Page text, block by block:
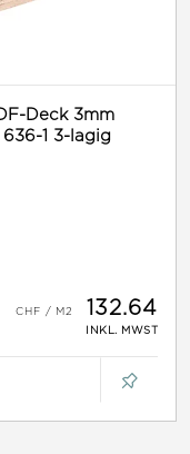
Deck 3mm
1 3-lagig
132.64
INKL. MWST